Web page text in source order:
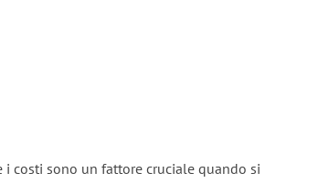
costi sono un fattore cruciale quando si